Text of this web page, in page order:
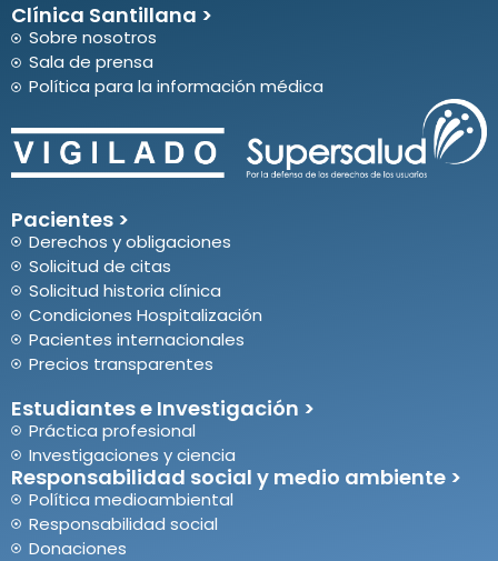
Clínica Santillana >
Sobre nosotros
Sala de prensa
Política para la información médica
Pacientes >
Derechos y obligaciones
Solicitud de citas
Solicitud historia clínica
Condiciones Hospitalización
Pacientes internacionales
Precios transparentes
Estudiantes e Investigación >
Práctica profesional
Investigaciones y ciencia
Responsabilidad social y medio ambiente >
Política medioambiental
Responsabilidad social
Donaciones